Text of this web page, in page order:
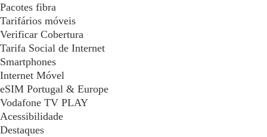
Pacotes fibra
Tarifários móveis
Verificar Cobertura
Tarifa Social de Internet
Smartphones
Internet Móvel
eSIM Portugal & Europe
Vodafone TV PLAY
Acessibilidade
Destaques